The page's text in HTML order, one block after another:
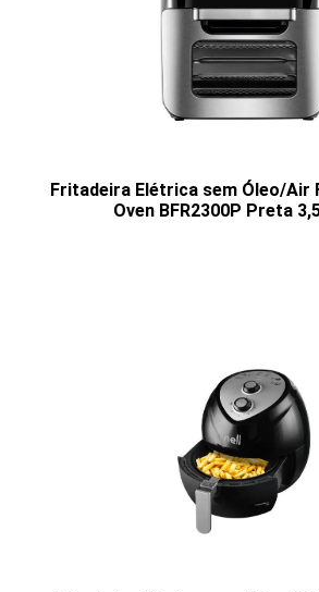
Fritadeira Elétrica sem Óleo/Air
Oven BFR2300P Preta